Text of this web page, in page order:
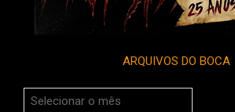
ARQUIVOS DO BOCA
Arquivos